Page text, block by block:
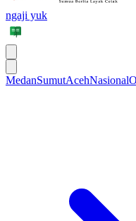
ngaji yuk
MedanSumutAcehNasional